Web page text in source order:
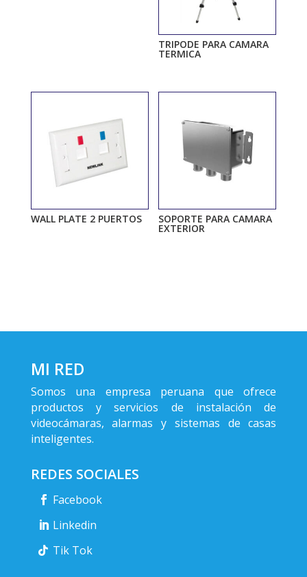
TRIPODE PARA CAMARA
TERMICA
WALL PLATE 2 PUERTOS SOPORTE PARA CAMARA
EXTERIOR
MI RED
Somos una empresa peruana que ofrece
productos y servicios de instalación de
videocámaras, alarmas y sistemas de casas
inteligentes.
REDES SOCIALES
Facebook
Linkedin
Tik Tok